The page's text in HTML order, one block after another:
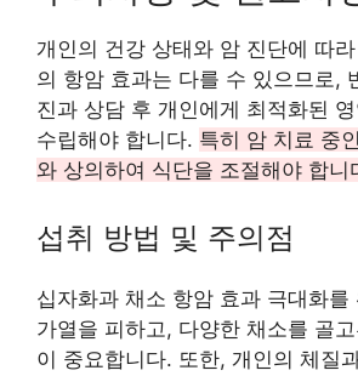
개인의 건강 상태와 암 진단에 따
의 항암 효과는 다를 수 있으므로,
진과 상담 후 개인에게 최적화된
수립해야 합니다. 특히 암 치료 중
와 상의하여 식단을 조절해야 합니
섭취 방법 및 주의점
십자화과 채소 항암 효과 극대화를
가열을 피하고, 다양한 채소를 골
이 중요합니다. 또한, 개인의 체질